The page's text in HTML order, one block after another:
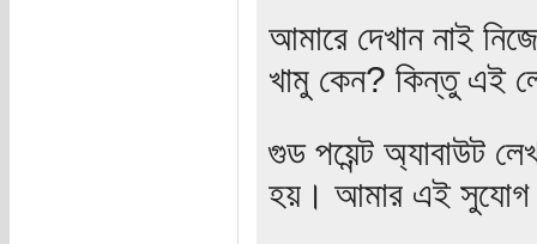
আমারে দেখান নাই
খামু কেন? কিন্তু এই
গুড পয়েন্ট অ্যাবাউট
হয়। আমার এই